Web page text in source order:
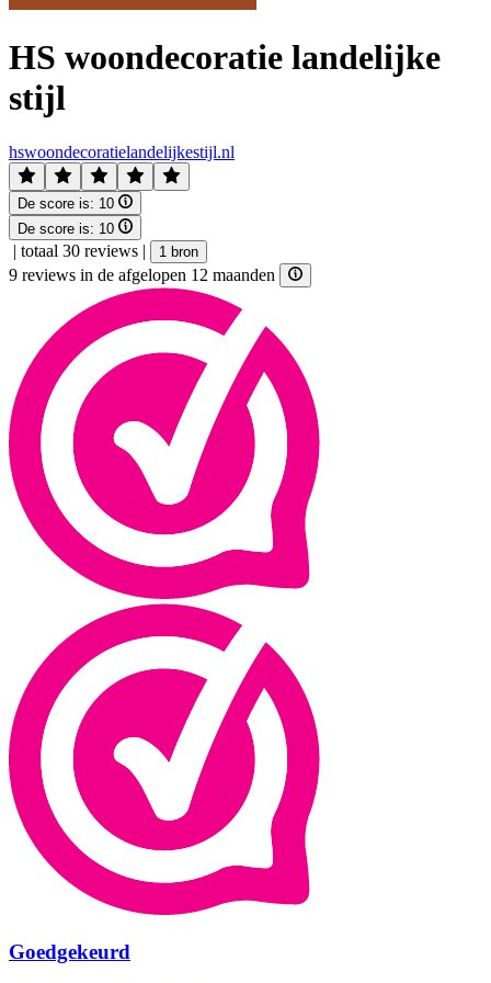
HS woondecoratie landelijke
stijl
hswoondecoratielandelijkestijl.nl
De score is: 10
De score is: 10
| totaal 30 reviews | 1 bron
9 reviews in de afgelopen 12 maanden
Goedgekeurd